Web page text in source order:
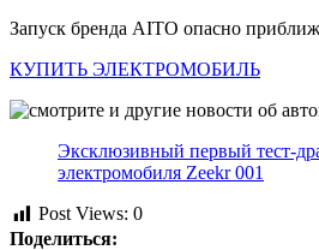
Запуск бренда AITO опасно
КУПИТЬ ЭЛЕКТРОМОБИЛЬ
Эксклюзивный первый тест-
электромобиля Zeekr 001
Post Views: 0
Поделиться: